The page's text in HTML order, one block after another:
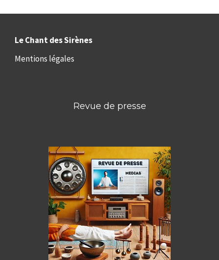
Le Chant des Sirènes
Mentions légales
Revue de presse